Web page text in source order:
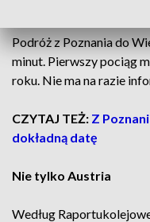
Podróż z Poznania do
minut. Pierwszy pociąg
roku. Nie ma na razie
CZYTAJ TEŻ: Z
dokładną datę
Nie tylko Austria
Według